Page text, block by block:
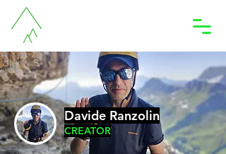
Davide Ranzolin
CREATOR